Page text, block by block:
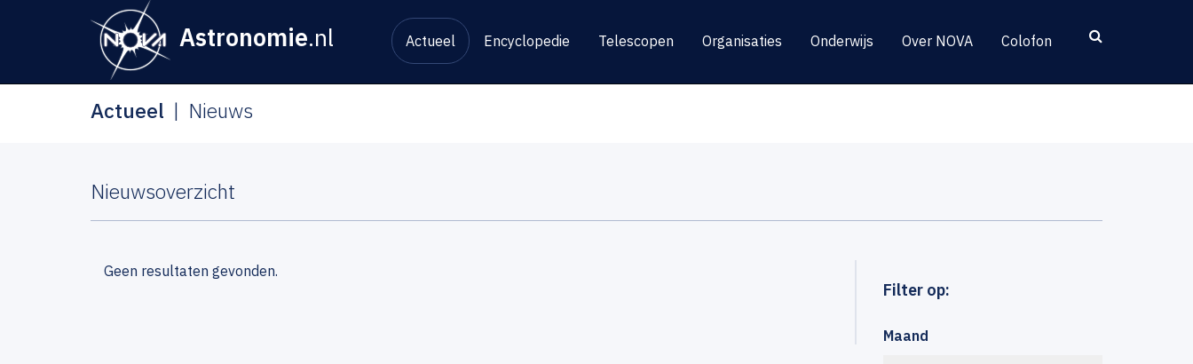
Astronomie.nl Actueel Encyclopedie Telescopen Organisaties Onderwijs Over NOVA Colofon
Actueel Nieuws
Nieuwsoverzicht
Filter op:
Maand
Geen resultaten gevonden.